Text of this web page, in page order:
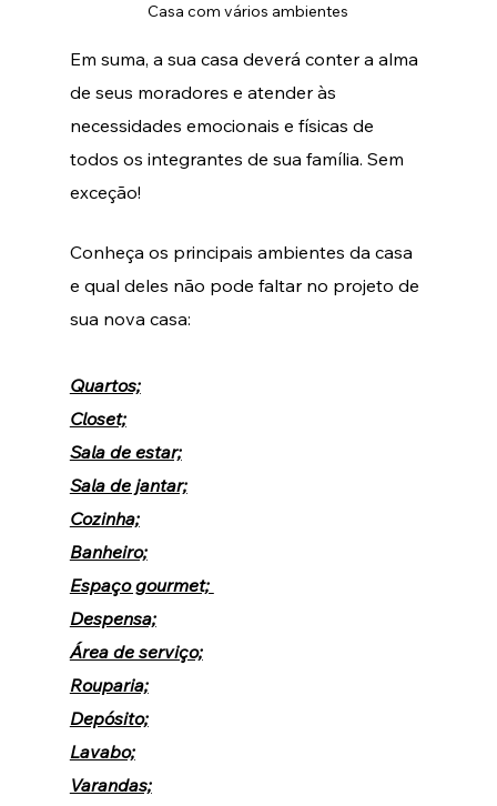
Casa com vários ambientes
Em suma, a sua casa deverá conter a alma
de seus moradores e atender às
necessidades emocionais e físicas de
todos os integrantes de sua família. Sem
exceção!
Conheça os principais ambientes da casa
e qual deles não pode faltar no projeto de
sua nova casa:
Quartos;
Closet;
Sala de estar;
Sala de jantar;
Cozinha;
Banheiro;
Espaço gourmet;
Despensa;
Área de serviço;
Rouparia;
Depósito;
Lavabo;
Varandas;